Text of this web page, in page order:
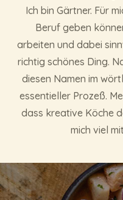
Ich bin Gärtner. Für
Beruf geben
arbeiten und dabei
richtig schönes Ding.
diesen Namen im
essentieller Prozeß.
dass kreative Köche
mich viel